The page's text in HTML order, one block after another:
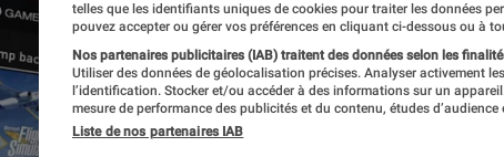
telles que les identifiants uniques de cookies pour traiter les données
pouvez accepter ou gérer vos préférences en cliquant ci-dessous ou à
Nos partenaires publicitaires (IAB) traitent des données selon les
Utiliser des données de géolocalisation précises. Analyser activement
l’identification. Stocker et/ou accéder à des informations sur un
mesure de performance des publicités et du contenu, études d’audience
Liste de nos partenaires IAB